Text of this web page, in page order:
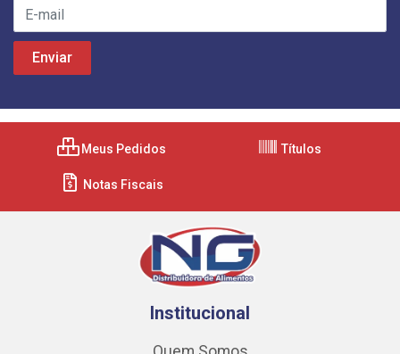
Meus Pedidos Títulos
Notas Fiscais
Institucional